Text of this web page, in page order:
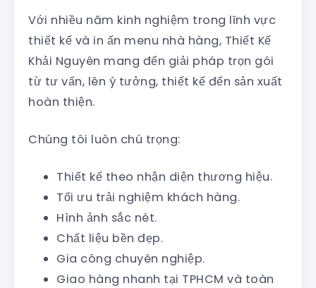
Với nhiều năm kinh nghiệm trong lĩnh vực
thiết kế và in ấn menu nhà hàng, Thiết Kế
Khải Nguyên mang đến giải pháp trọn gói
từ tư vấn, lên ý tưởng, thiết kế đến sản xuất
hoàn thiện.
Chúng tôi luôn chú trọng:
Thiết kế theo nhận diện thương hiệu.
Tối ưu trải nghiệm khách hàng.
Hình ảnh sắc nét.
Chất liệu bền đẹp.
Gia công chuyên nghiệp.
Giao hàng nhanh tại TPHCM và toàn